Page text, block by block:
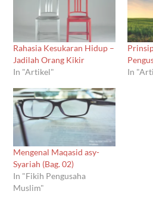
Rahasia Kesukaran Hidup –
Jadilah Orang Kikir
In "Artikel"
In
Mengenal Maqasid asy-
Syariah (Bag. 02)
In "Fikih Pengusaha
Muslim"